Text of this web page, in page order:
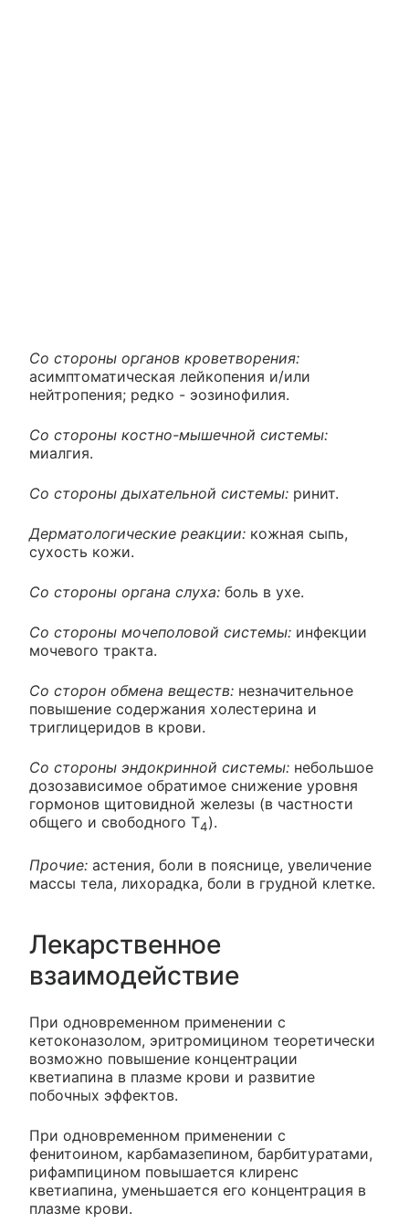
Со стороны органов кроветворения:
асимптоматическая лейкопения и/или
нейтропения; редко - эозинофилия.
Со стороны костно-мышечной системы:
миалгия.
Со стороны дыхательной системы: ринит.
Дерматологические реакции: кожная сыпь,
сухость кожи.
Со стороны органа слуха: боль в ухе.
Со стороны мочеполовой системы: инфекции
мочевого тракта.
Со сторон обмена веществ: незначительное
повышение содержания холестерина и
триглицеридов в крови.
Со стороны эндокринной системы: небольшое
дозозависимое обратимое снижение уровня
гормонов щитовидной железы (в частности
общего и свободного Т4).
Прочие: астения, боли в пояснице, увеличение
массы тела, лихорадка, боли в грудной клетке.
Лекарственное
взаимодействие
При одновременном применении с
кетоконазолом, эритромицином теоретически
возможно повышение концентрации
кветиапина в плазме крови и развитие
побочных эффектов.
При одновременном применении с
фенитоином, карбамазепином, барбитуратами,
рифампицином повышается клиренс
кветиапина, уменьшается его концентрация в
плазме крови.